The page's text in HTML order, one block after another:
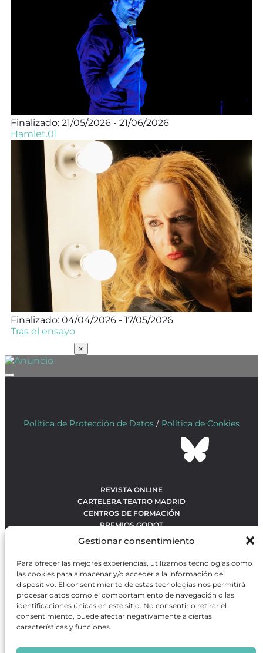
Gestionar consentimiento
Para ofrecer las mejores experiencias, utilizamos tecnologías como
las cookies para almacenar y/o acceder a la información del
dispositivo. El consentimiento de estas tecnologías nos permitirá
procesar datos como el comportamiento de navegación o las
identificaciones únicas en este sitio. No consentir o retirar el
consentimiento, puede afectar negativamente a ciertas
características y funciones.
Finalizado: 21/05/2026 - 21/06/2026
Hamlet.01
Finalizado: 04/04/2026 - 17/05/2026
Tras el ensayo
×
Política de Protección de Datos / Política de Cookies
REVISTA ONLINE
CARTELERA TEATRO MADRID
CENTROS DE FORMACIÓN
PREMIOS GODOT
CONTACTO
OBRAS MÁS VOTADAS
RANKING MEJORES OBRAS
BÚSQUEDA AVANZADA DE OBRAS
Revista GODOTes una revista independiente especializada